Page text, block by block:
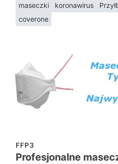
maseczki
koronawirus
coverone
FFP3
Profesjonalne